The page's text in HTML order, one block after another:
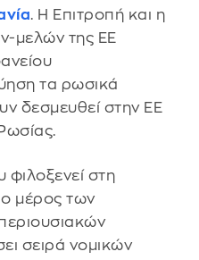
. Η Επιτροπή και η
μελών της ΕΕ
τα ρωσικά
δεσμευθεί στην ΕΕ
στη
μέρος των
σειρά νομικών